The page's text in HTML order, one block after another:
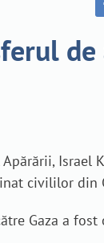
Israel
civililor din
Gaza a fost